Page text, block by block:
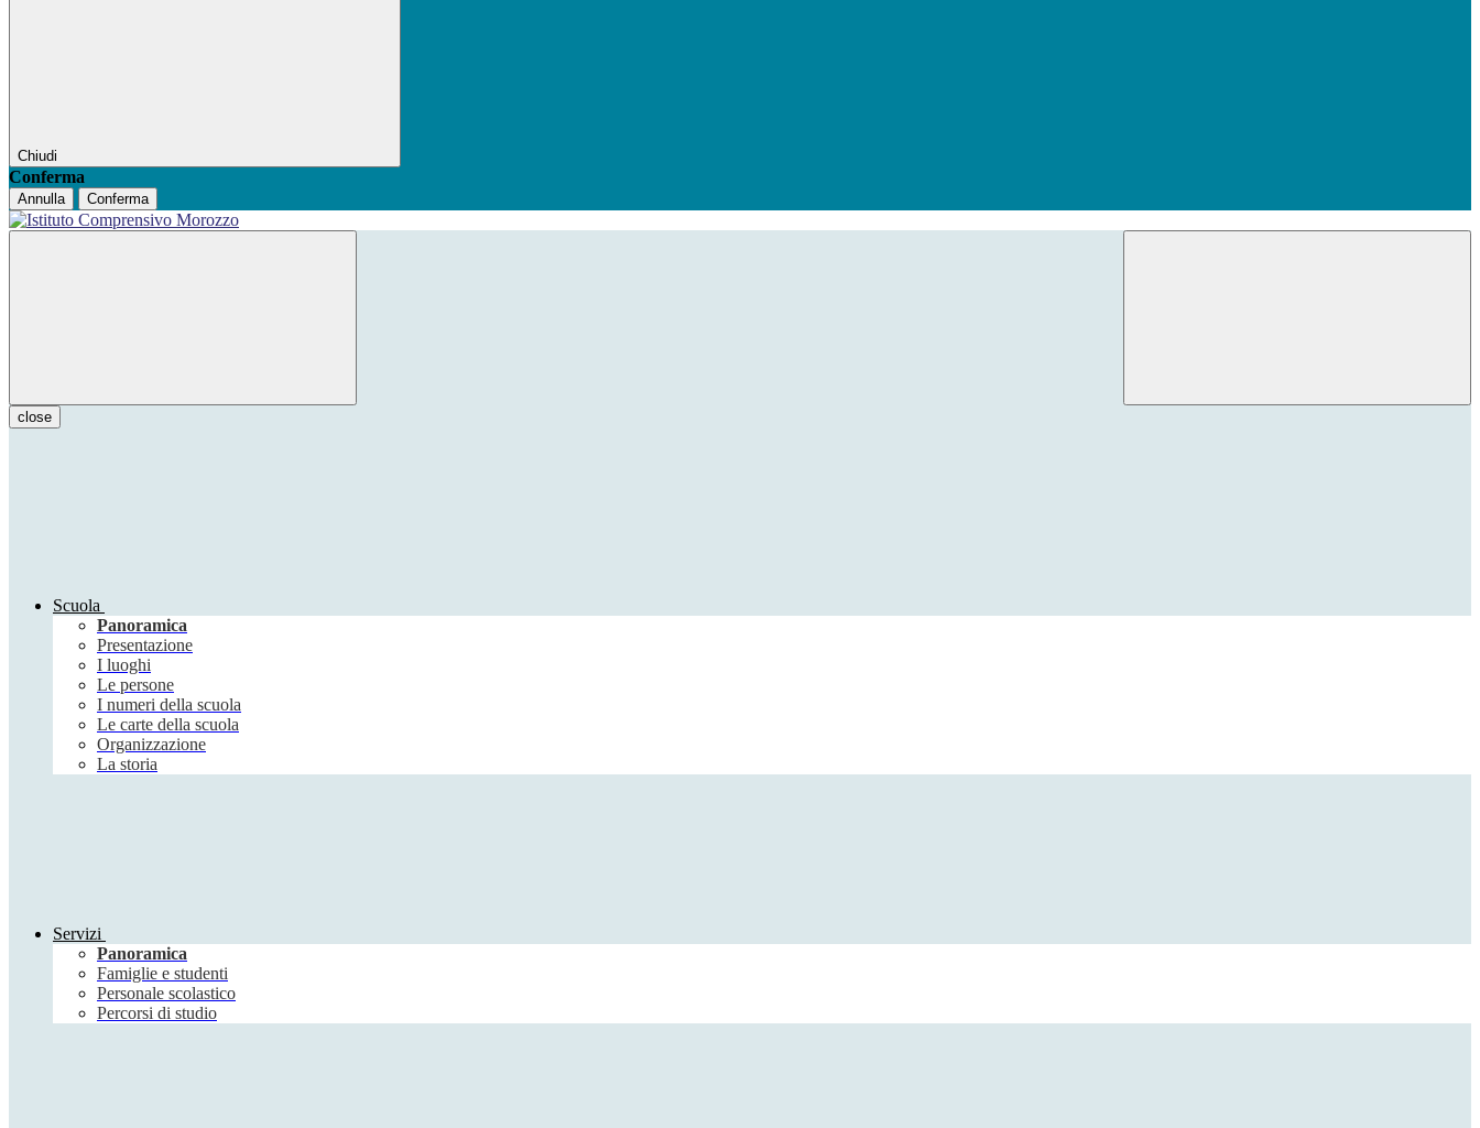
Chiudi
Conferma
Annulla Conferma
close
Scuola
Panoramica
Presentazione
I luoghi
Le persone
I numeri della scuola
Le carte della scuola
Organizzazione
La storia
Servizi
Panoramica
Famiglie e studenti
Personale scolastico
Percorsi di studio